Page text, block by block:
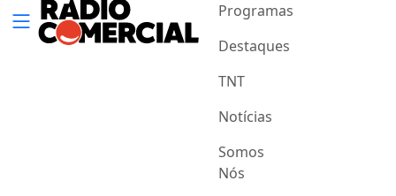
Programas
Destaques
TNT
Notícias
Somos
Nós